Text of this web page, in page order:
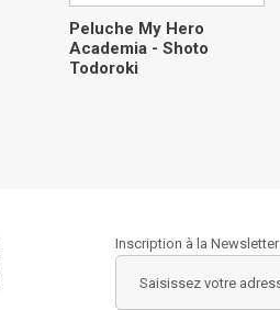
Peluche My Hero
Academia - Shoto
Todoroki
Inscription à la Newsletter